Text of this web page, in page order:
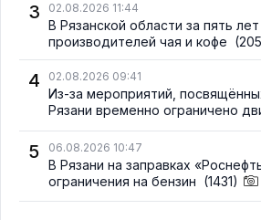
3 02.08.2026 11:44
В Рязанской области за пять
производителей чая и кофе
4 02.08.2026 09:41
Из-за мероприятий,
Рязани временно ограничено
5 06.08.2026 10:47
В Рязани на заправках
ограничения на бензин (1431)